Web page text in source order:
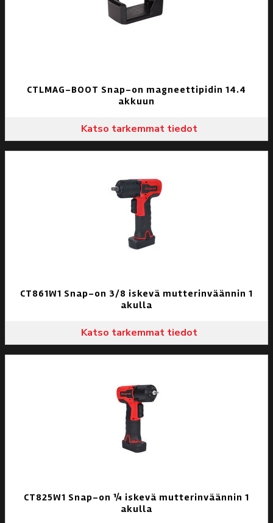
CTLMAG-BOOT Snap-on magneettipidin 14.4
akkuun
Katso tarkemmat tiedot
CT861W1 Snap-on 3/8 iskevä mutterinväännin 1
akulla
Katso tarkemmat tiedot
CT825W1 Snap-on ¼ iskevä mutterinväännin 1
akulla